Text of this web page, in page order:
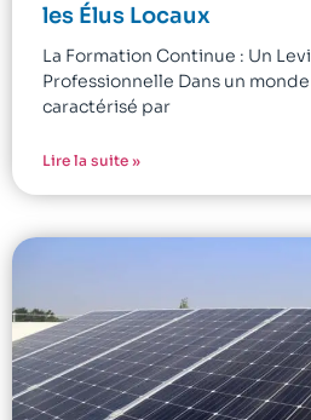
les Élus Locaux
La Formation Continue : Un
Professionnelle Dans un
caractérisé par
Lire la suite »